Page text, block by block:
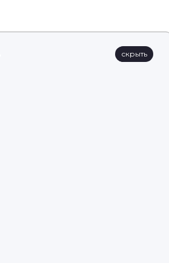
скрыть